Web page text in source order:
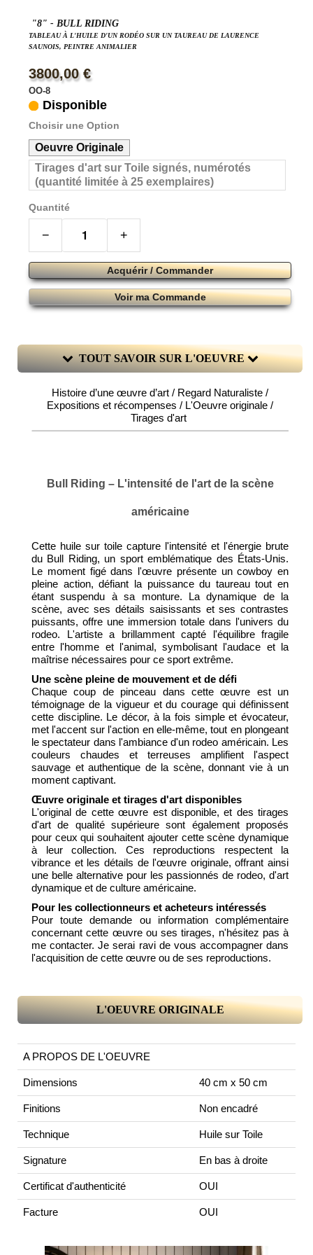
"8" - BULL RIDING
TABLEAU À L'HUILE D'UN RODÉO SUR UN TAUREAU DE LAURENCE
SAUNOIS, PEINTRE ANIMALIER
3800,00 €
OO-8
Disponible
Choisir une Option
Oeuvre Originale
Tirages d'art sur Toile signés, numérotés
(quantité limitée à 25 exemplaires)
Quantité
− +
Acquérir / Commander
Voir ma Commande
TOUT SAVOIR SUR L'OEUVRE
Histoire d’une œuvre d’art / Regard Naturaliste /
Expositions et récompenses / L'Oeuvre originale /
Tirages d'art
Bull Riding – L'intensité de l'art de la scène
américaine
Cette huile sur toile capture l'intensité et l'énergie brute
du Bull Riding, un sport emblématique des États-Unis.
Le moment figé dans l'œuvre présente un cowboy en
pleine action, défiant la puissance du taureau tout en
étant suspendu à sa monture. La dynamique de la
scène, avec ses détails saisissants et ses contrastes
puissants, offre une immersion totale dans l'univers du
rodeo. L'artiste a brillamment capté l'équilibre fragile
entre l'homme et l'animal, symbolisant l'audace et la
maîtrise nécessaires pour ce sport extrême.
Une scène pleine de mouvement et de défi
Chaque coup de pinceau dans cette œuvre est un
témoignage de la vigueur et du courage qui définissent
cette discipline. Le décor, à la fois simple et évocateur,
met l'accent sur l'action en elle-même, tout en plongeant
le spectateur dans l'ambiance d'un rodeo américain. Les
couleurs chaudes et terreuses amplifient l'aspect
sauvage et authentique de la scène, donnant vie à un
moment captivant.
Œuvre originale et tirages d'art disponibles
L'original de cette œuvre est disponible, et des tirages
d'art de qualité supérieure sont également proposés
pour ceux qui souhaitent ajouter cette scène dynamique
à leur collection. Ces reproductions respectent la
vibrance et les détails de l'œuvre originale, offrant ainsi
une belle alternative pour les passionnés de rodeo, d'art
dynamique et de culture américaine.
Pour les collectionneurs et acheteurs intéressés
Pour toute demande ou information complémentaire
concernant cette œuvre ou ses tirages, n'hésitez pas à
me contacter. Je serai ravi de vous accompagner dans
l'acquisition de cette œuvre ou de ses reproductions.
L'OEUVRE ORIGINALE
A PROPOS DE L'OEUVRE
Dimensions 40 cm x 50 cm
Finitions Non encadré
Technique Huile sur Toile
Signature En bas à droite
Certificat d'authenticité OUI
Facture OUI